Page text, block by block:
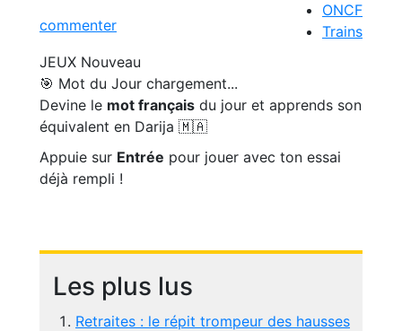
commenter
ONCF
Trains
JEUX Nouveau
🎯 Mot du Jour chargement...
Devine le mot français du jour et apprends son
équivalent en Darija 🇲🇦
Appuie sur Entrée pour jouer avec ton essai
déjà rempli !
Les plus lus
Retraites : le répit trompeur des hausses